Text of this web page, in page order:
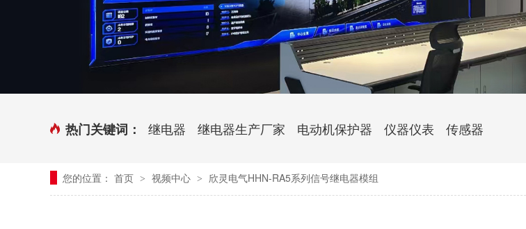
电磁继电器及插座
时控开关
新能源继电器
热电阻 开关
配电控制
包装机械行业
纺织机械行业
热门关键词： 继电器 继电器生产厂家 电动机保护器 仪器仪表 传感器
您的位置： 首页 > 视频中心 > 欣灵电气HHN-RA5系列信号继电器模组